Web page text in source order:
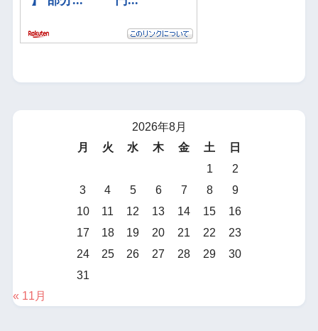
2026年8月
月
火 水 木 金 土
日
1
2
3
4 5 6 7 8
9
10
11 12 13 14 15
16
17
18 19 20 21 22
23
24
25 26 27 28 29
30
31
« 11月